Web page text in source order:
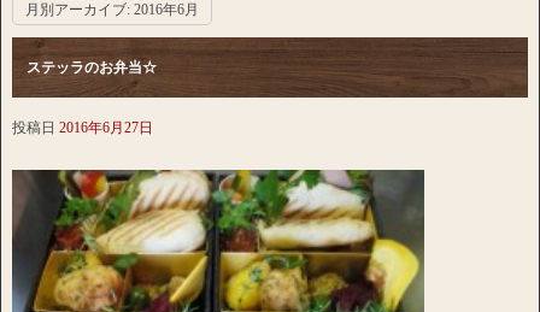
月別アーカイブ: 2016年6月
ステッラのお弁当☆
投稿日 2016年6月27日